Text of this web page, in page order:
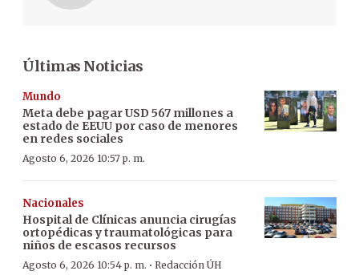
Últimas Noticias
Mundo
Meta debe pagar USD 567 millones a
estado de EEUU por caso de menores
en redes sociales
Agosto 6, 2026 10:57 p. m.
Nacionales
Hospital de Clínicas anuncia cirugías
ortopédicas y traumatológicas para
niños de escasos recursos
Agosto 6, 2026 10:54 p. m. · Redacción ÚH